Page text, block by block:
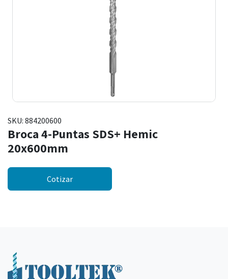
SKU: 884200600
Broca 4-Puntas SDS+ Hemic
20x600mm
Cotizar